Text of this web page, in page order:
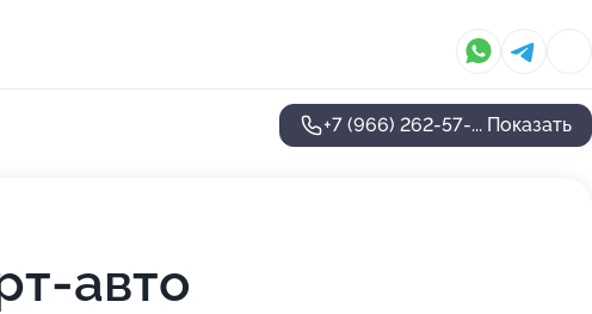
+7 (966) 262-57-... Показать
авто